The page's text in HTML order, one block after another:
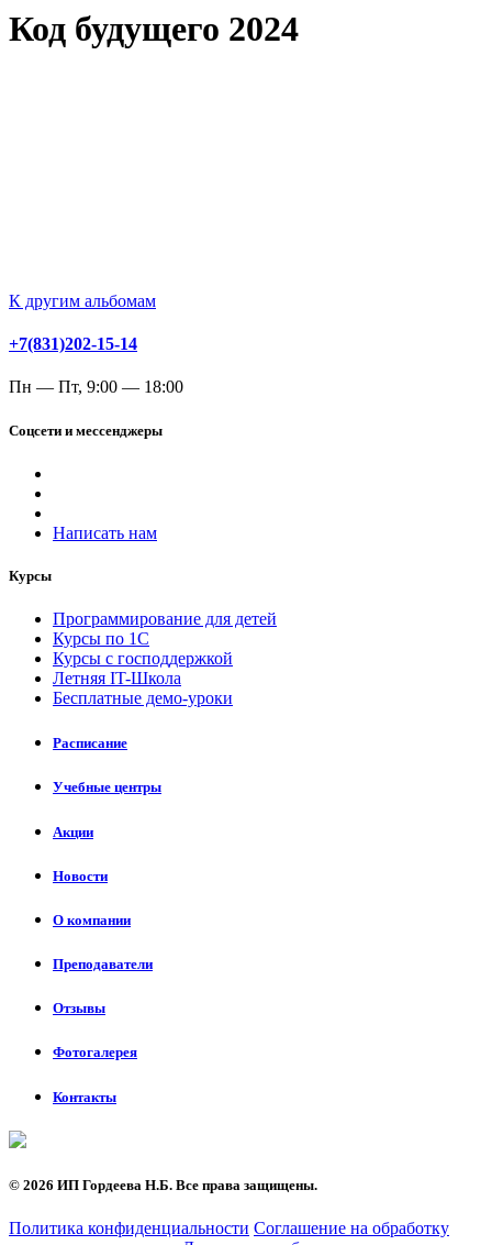
Код будущего 2024
К другим альбомам
+7(831)202-15-14
Пн — Пт, 9:00 — 18:00
Соцсети и мессенджеры
Написать нам
Курсы
Программирование для детей
Курсы по 1С
Курсы с господдержкой
Летняя IT-Школа
Бесплатные демо-уроки
Расписание
Учебные центры
Акции
Новости
О компании
Преподаватели
Отзывы
Фотогалерея
Контакты
© 2026 ИП Гордеева Н.Б. Все права защищены.
Политика конфиденциальности Соглашение на обработку